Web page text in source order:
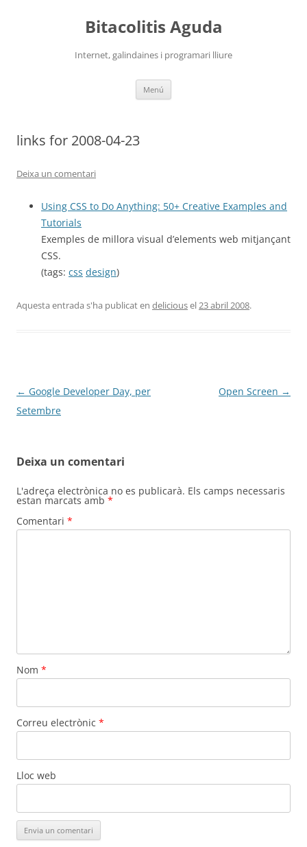
Bitacolitis Aguda
Internet, galindaines i programari lliure
Menú
links for 2008-04-23
Deixa un comentari
Using CSS to Do Anything: 50+ Creative Examples and
Tutorials
Exemples de millora visual d’elements web mitjançant
CSS.
(tags: css design)
Aquesta entrada s'ha publicat en deliciousel23 abril 2008.
Navegació
per
← Google Developer Day, per
Setembre
Open Screen →
Deixa un comentari
L'adreça electrònica no es publicarà. Els camps necessaris
estan marcats amb *
Comentari *
Nom *
Correu electrònic *
Lloc web